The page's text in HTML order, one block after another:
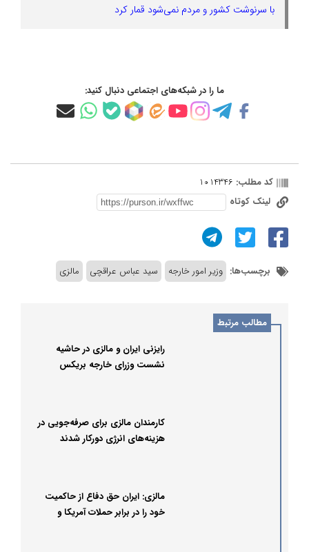
با سرنوشت کشور و مردم نمی‌شود قمار کرد
ما را در شبکه‌های اجتماعی دنبال کنید:
کد مطلب: 1014346
لینک کوتاه
برچسب‌ها: وزیر امور خارجه سید عباس عراقچی مالزی
مطالب مرتبط
رایزنی ایران و مالزی در حاشیه
نشست وزرای خارجه بریکس
کارمندان مالزی برای صرفه‌جویی در
هزینه‌های انرژی دورکار شدند
مالزی: ایران حق دفاع از حاکمیت
خود را در برابر حملات آمریکا و